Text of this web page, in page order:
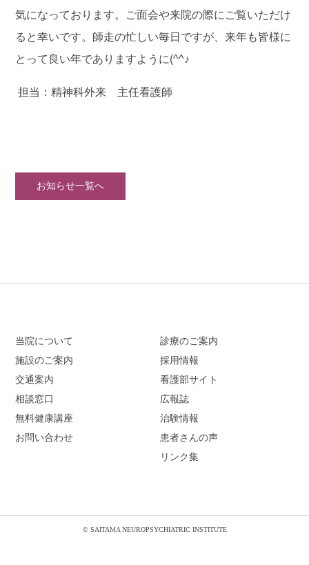
気になっております。ご面会や来院の際にご覧いただけ
ると幸いです。師走の忙しい毎日ですが、来年も皆様に
とって良い年でありますように(^^♪
担当：精神科外来 主任看護師
お知らせ一覧へ
当院について
診療のご案内
施設のご案内
交通案内
相談窓口
無料健康講座
お問い合わせ
採用情報
看護部サイト
広報誌
治験情報
患者さんの声
リンク集
© SAITAMA NEUROPSYCHIATRIC INSTITUTE